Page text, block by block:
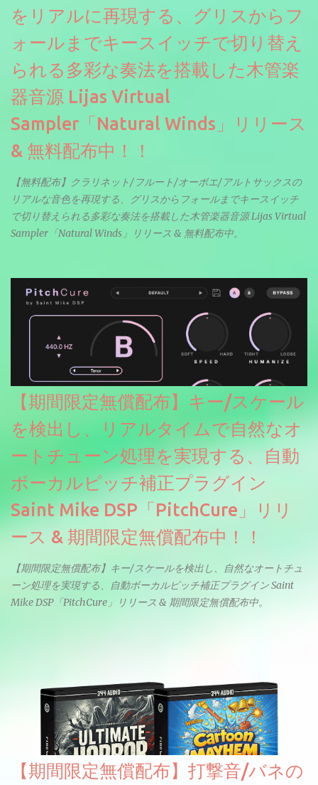
をリアルに再現する、グリスからフ
ォールまでキースイッチで切り替え
られる多彩な奏法を搭載した木管楽
器音源 Lijas Virtual
Sampler「Natural Winds」リリース
& 無料配布中！！
【無料配布】クラリネット/フルート/オーボエ/アルトサックスの
リアルな音色を再現する、グリスからフォールまでキースイッチ
で切り替えられる多彩な奏法を搭載した木管楽器音源 Lijas Virtual
Sampler「Natural Winds」リリース & 無料配布中。
【期間限定無償配布】キー/スケール
を検出し、リアルタイムで自然なオ
ートチューン処理を実現する、自動
ボーカルピッチ補正プラグイン
Saint Mike DSP「PitchCure」リリ
ース & 期間限定無償配布中！！
【期間限定無償配布】キー/スケールを検出し、自然なオートチュ
ーン処理を実現する、自動ボーカルピッチ補正プラグイン Saint
Mike DSP「PitchCure」リリース & 期間限定無償配布中。
【期間限定無償配布】打撃音/バネの